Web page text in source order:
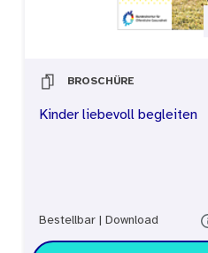
BROSCHÜRE
Kinder liebevoll begleiten
Bestellbar Download